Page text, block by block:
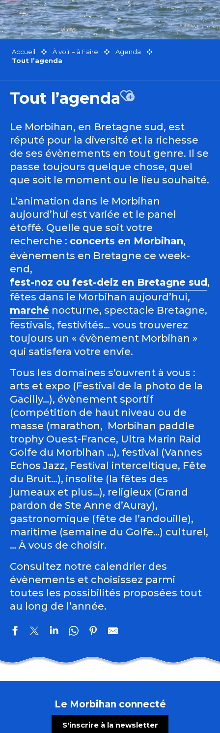
Accueil À voir – à Faire
Agenda
Tout l’agenda
Tout l’agendaAjouter aux
Le Morbihan, en Bretagne sud, est
réputé pour la diversité et la richesse
de ses évènements en tout genre. Il se
passe toujours quelque chose, quel
que soit le moment ou le lieu souhaité.
L’animation dans le Morbihan
aujourd’hui est variée et le panel
étoffé. Quelle que soit votre
recherche : concerts en Morbihan,
évènements en Bretagne ce week-
end,
fest-noz ou fest-deiz en Bretagne sud,
fêtes dans le Morbihan aujourd’hui,
marché nocturne, spectacle Bretagne,
festivals, festivités… vous trouverez
toujours un « évènement Morbihan »
qui satisfera votre envie.
Tous les domaines s’ouvrent à vous :
arts et expo (Festival de la photo de la
Gacilly…), évènement sportif
(compétition de haut niveau ou de
masse (marathon, Morbihan paddle
trophy Ouest-France, Ultra Marin Raid
Golfe du Morbihan …), festival (Vannes
Echos Jazz, Festival interceltique, Fête
du Bruit…), insolite (la fêtes des
jumeaux et plus…), religieux (Grand
pardon de Ste Anne d’Auray),
gastronomique (fête de l’andouille),
maritime (semaine du Golfe…) culturel,
… À vous de choisir.
Consultez notre calendrier des
évènements et choisissez parmi
toutes les possibilités proposées tout
au long de l’année.
Convention du Disque
Vide grenier à Saint Pïerre Quiberon
Le Morbihan connecté
S'inscrire à la newsletter